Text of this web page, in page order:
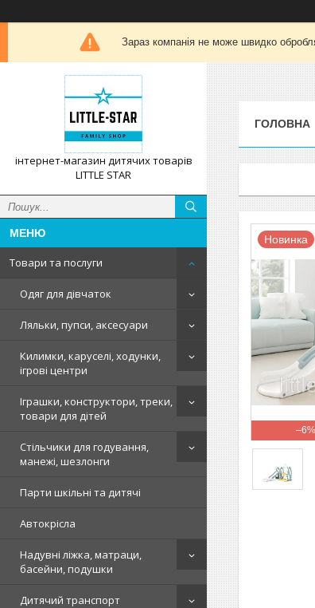
Зараз компанія не може швидко
інтернет-магазин дитячих товарів
LITTLE STAR
Товари та послуги
Одяг для дівчаток
Ляльки, пупси, аксесуари
Килимки, каруселі, ходунки,
ігрові центри
Іграшки, конструктори, треки,
товари для дітей
Стільчики для годування,
манежі, шезлонги
Парти шкільні та дитячі
Автокрісла
Надувні ліжка, матраци,
басейни, подушки
Дитячий транспорт
ГОЛОВНА
–6%
Новинка